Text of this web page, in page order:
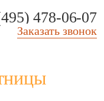
478-06-07
Заказать звонок